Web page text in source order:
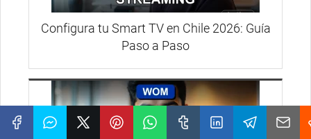
Configura tu Smart TV en Chile 2026: Guía
Paso a Paso